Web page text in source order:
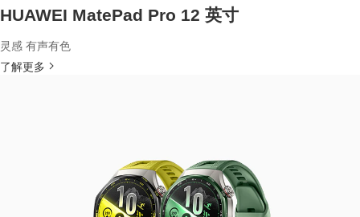
HUAWEI MatePad Pro 12 英寸
灵感 有声有色
了解更多